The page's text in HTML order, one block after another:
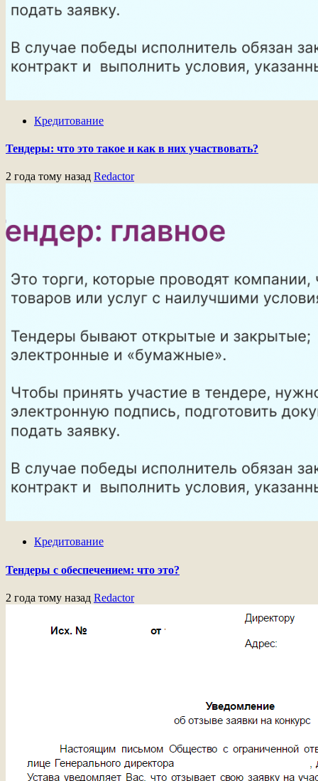
Кредитование
Тендеры: что это такое и как в них участвовать?
2 года тому назад Redactor
Кредитование
Тендеры с обеспечением: что это?
2 года тому назад Redactor